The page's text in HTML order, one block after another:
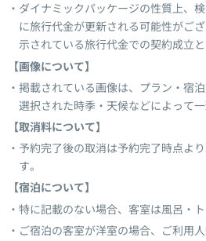
ダイナミックパッケージの性質上、
に旅行代金が更新される可能性がご
示されている旅行代金での契約成立と
【画像について】
掲載されている画像は、プラン・宿
選択された時季・天候などによって
【取消料について】
予約完了後の取消は予約完了時点よ
す。
【宿泊について】
特に記載のない場合、客室は風呂・ト
ご宿泊の客室が洋室の場合、ご利用